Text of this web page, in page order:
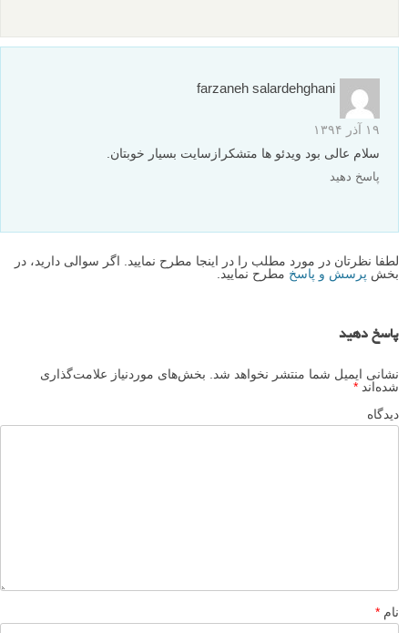
farzaneh salardehghani
۱۹ آذر ۱۳۹۴
سلام عالی بود ویدئو ها متشکرازسایت بسیار خوبتان.
پاسخ دهید
لطفا نظرتان در مورد مطلب را در اینجا مطرح نمایید. اگر سوالی دارید، در
بخش پرسش و پاسخ مطرح نمایید.
پاسخ دهید
نشانی ایمیل شما منتشر نخواهد شد.
بخش‌های موردنیاز علامت‌گذاری
شده‌اند *
دیدگاه
نام *